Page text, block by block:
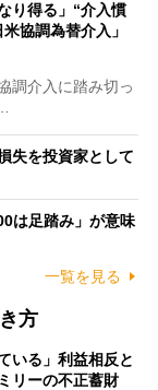
り得る」“介入慣
協調為替介入」
調介入に踏み切っ
失を投資家として
は足踏み」が意味
一覧を見る
方
いる」利益相反と
リーの不正蓄財